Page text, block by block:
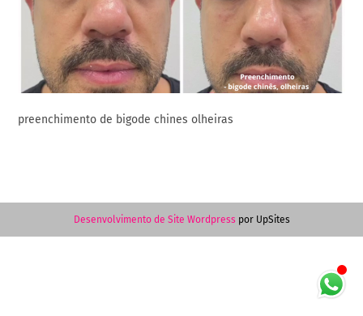
preenchimento de bigode chines olheiras
Desenvolvimento de Site Wordpress por UpSites